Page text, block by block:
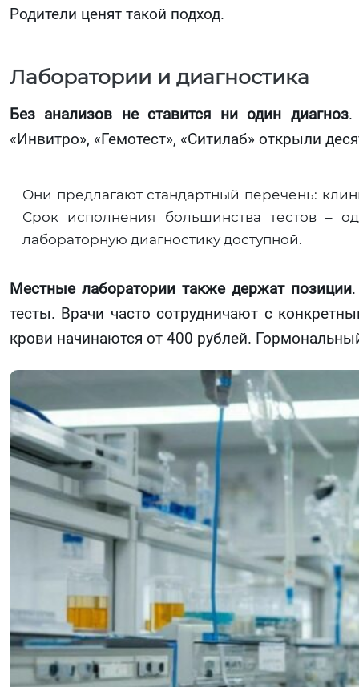
Родители ценят такой подход.
Лаборатории и диагностика
Без анализов не ставится ни один диагноз.
«Инвитро», «Гемотест», «Ситилаб» открыли
Они предлагают стандартный перечень:
Срок исполнения большинства тестов –
лабораторную диагностику доступной.
Местные лаборатории также держат позиции
тесты. Врачи часто сотрудничают с
крови начинаются от 400 рублей.